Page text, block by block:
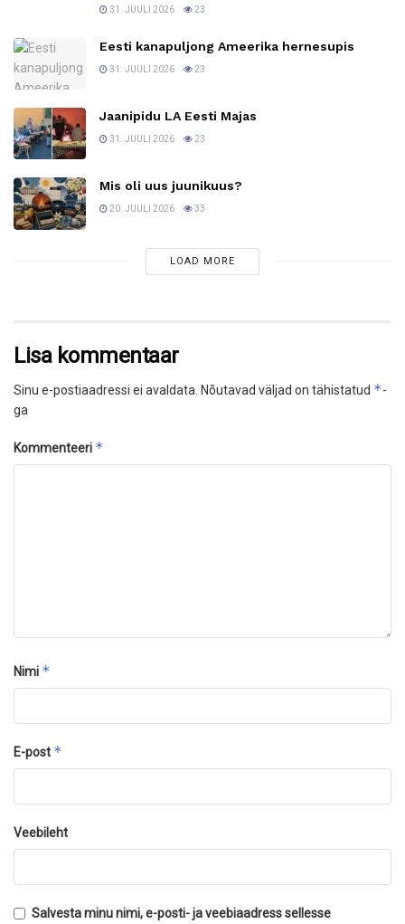
31. JUULI 2026 23
Eesti kanapuljong Ameerika hernesupis
31. JUULI 2026 23
Jaanipidu LA Eesti Majas
31. JUULI 2026 23
Mis oli uus juunikuus?
20. JUULI 2026 33
LOAD MORE
Lisa kommentaar
Sinu e-postiaadressi ei avaldata. Nõutavad väljad on tähistatud *-
ga
Kommenteeri *
Nimi *
E-post *
Veebileht
Salvesta minu nimi, e-posti- ja veebiaadress sellesse